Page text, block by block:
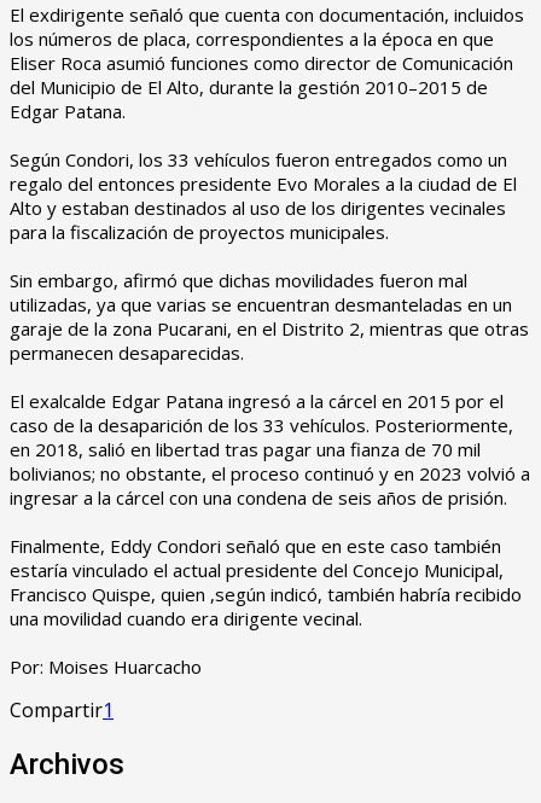
‎El exdirigente señaló que cuenta con documentación, incluidos
los números de placa, correspondientes a la época en que
Eliser Roca asumió funciones como director de Comunicación
del Municipio de El Alto, durante la gestión 2010–2015 de
Edgar Patana.
‎Según Condori, los 33 vehículos fueron entregados como un
regalo del entonces presidente Evo Morales a la ciudad de El
Alto y estaban destinados al uso de los dirigentes vecinales
para la fiscalización de proyectos municipales.
‎Sin embargo, afirmó que dichas movilidades fueron mal
utilizadas, ya que varias se encuentran desmanteladas en un
garaje de la zona Pucarani, en el Distrito 2, mientras que otras
permanecen desaparecidas.
‎El exalcalde Edgar Patana ingresó a la cárcel en 2015 por el
caso de la desaparición de los 33 vehículos. Posteriormente,
en 2018, salió en libertad tras pagar una fianza de 70 mil
bolivianos; no obstante, el proceso continuó y en 2023 volvió a
ingresar a la cárcel con una condena de seis años de prisión.
‎Finalmente, Eddy Condori señaló que en este caso también
estaría vinculado el actual presidente del Concejo Municipal,
Francisco Quispe, quien ,según indicó, también habría recibido
una movilidad cuando era dirigente vecinal.
‎Por: Moises Huarcacho
Compartir1
Archivos